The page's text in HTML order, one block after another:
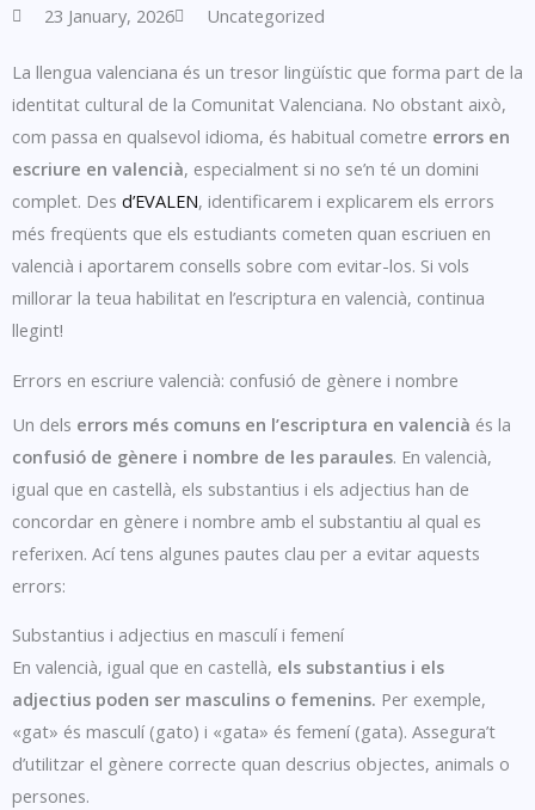
23 January, 2026 Uncategorized
La llengua valenciana és un tresor lingüístic que forma part de la
identitat cultural de la Comunitat Valenciana. No obstant això,
com passa en qualsevol idioma, és habitual cometre errors en
escriure en valencià, especialment si no se’n té un domini
complet. Des d’EVALEN, identificarem i explicarem els errors
més freqüents que els estudiants cometen quan escriuen en
valencià i aportarem consells sobre com evitar-los. Si vols
millorar la teua habilitat en l’escriptura en valencià, continua
llegint!
Errors en escriure valencià: confusió de gènere i nombre
Un dels errors més comuns en l’escriptura en valencià és la
confusió de gènere i nombre de les paraules. En valencià,
igual que en castellà, els substantius i els adjectius han de
concordar en gènere i nombre amb el substantiu al qual es
referixen. Ací tens algunes pautes clau per a evitar aquests
errors:
Substantius i adjectius en masculí i femení
En valencià, igual que en castellà, els substantius i els
adjectius poden ser masculins o femenins. Per exemple,
«gat» és masculí (gato) i «gata» és femení (gata). Assegura’t
d’utilitzar el gènere correcte quan descrius objectes, animals o
persones.